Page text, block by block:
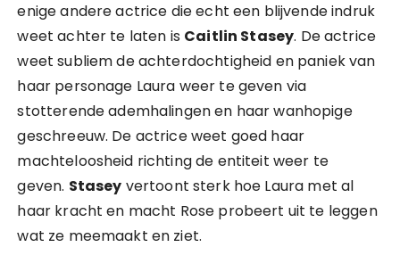
enige andere actrice die echt een blijvende indruk
weet achter te laten is Caitlin Stasey. De actrice
weet subliem de achterdochtigheid en paniek van
haar personage Laura weer te geven via
stotterende ademhalingen en haar wanhopige
geschreeuw. De actrice weet goed haar
machteloosheid richting de entiteit weer te
geven. Stasey vertoont sterk hoe Laura met al
haar kracht en macht Rose probeert uit te leggen
wat ze meemaakt en ziet.